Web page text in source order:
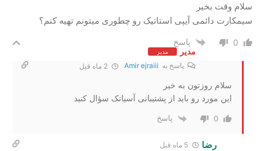
سلام وقت بخیر
سیمکارت دائمی آیپی استاتیک رو چطوری میتونم تهیه کنم؟
0
پاسخ
مدیر
مدیر
پاسخ به Amir ejraiii
سلام روزتون به خیر
این مورد رو باید از پشتیبانی آسیاتک سؤال کنید
0 پاسخ
رضا